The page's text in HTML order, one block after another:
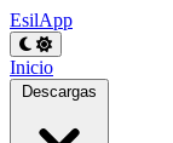
EsilApp
Inicio
Descargas